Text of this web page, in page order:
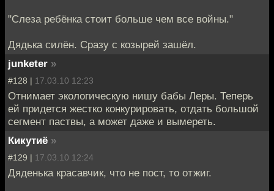
"Слеза ребёнка стоит больше чем все войны."
Дядька силён. Сразу с козырей зашёл.
junketer »
#128 | 17.03.10 12:23
Отнимает экологическую нишу бабы Леры. Теперь
ей придется жестко конкурировать, отдать большой
сегмент паствы, а может даже и вымереть.
Кикутиё »
#129 | 17.03.10 12:24
Дяденька красавчик, что не пост, то отжиг.